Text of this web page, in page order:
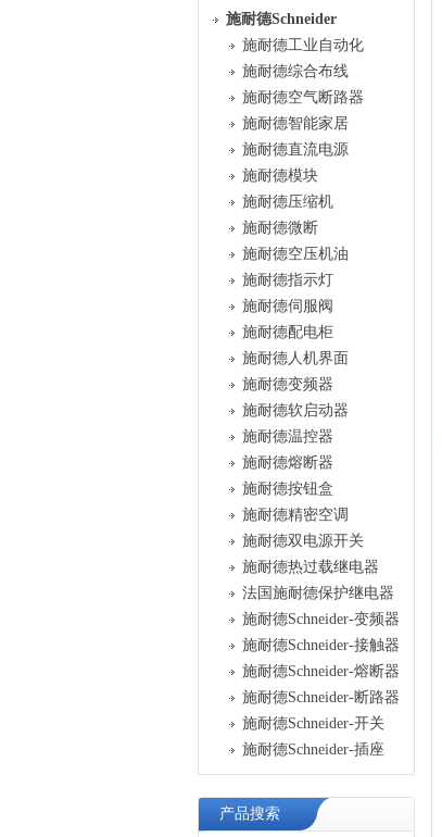
施耐德Schneider
施耐德工业自动化
施耐德综合布线
施耐德空气断路器
施耐德智能家居
施耐德直流电源
施耐德模块
施耐德压缩机
施耐德微断
施耐德空压机油
施耐德指示灯
施耐德伺服阀
施耐德配电柜
施耐德人机界面
施耐德变频器
施耐德软启动器
施耐德温控器
施耐德熔断器
施耐德按钮盒
施耐德精密空调
施耐德双电源开关
施耐德热过载继电器
法国施耐德保护继电器
施耐德Schneider-变频器
施耐德Schneider-接触器
施耐德Schneider-熔断器
施耐德Schneider-断路器
施耐德Schneider-开关
施耐德Schneider-插座
产品搜索